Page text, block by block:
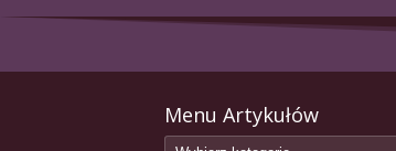
Menu Artykułów